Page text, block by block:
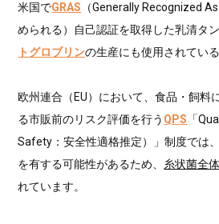
米国でGRAS （Generally Recognized
められる）自己認証を取得した乳清タ
トグロブリンの生産にも使用されている
欧州連合（EU）において、食品・飼料
る市販前のリスク評価を行う QPS 「
Safety：安全性適格推定）」制度では
を有する可能性があるため、 糸状菌全
れています。